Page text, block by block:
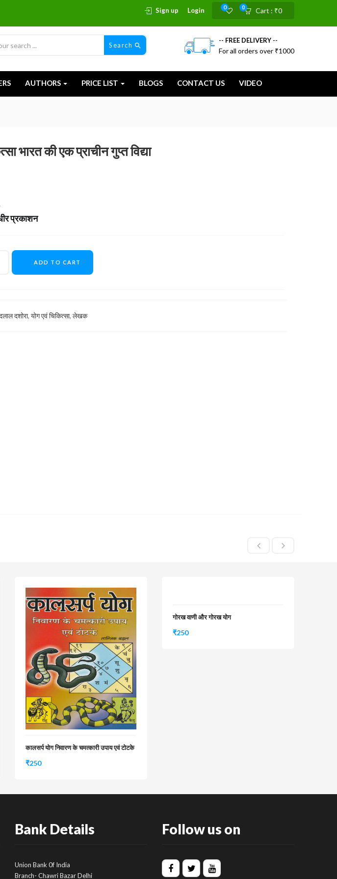
Cart : ₹0
0
0
Sign up Login
Search
-- FREE DELIVERY --
For all orders over ₹1000
AUTHORS PRICE LIST BLOGS CONTACT US VIDEO
भारत की एक प्राचीन गुप्त विद्या
प्रकाशन
ADD TO CART
दशोरा, योग एवं चिकित्सा, लेखक
कालसर्प योग निवारण के चमत्कारी उपाय एवं टोटके
₹250
गोरख वाणी और गोरख योग
₹250
Bank Details
Union Bank 0f India
Branch- Chawri Bazar Delhi
Follow us on